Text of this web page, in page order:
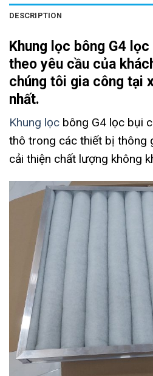
DESCRIPTION
Khung lọc bông G4
theo yêu cầu của
chúng tôi gia công tại
nhất.
Khung lọc bông G4 lọc bụi
thô trong các thiết bị thông
cải thiện chất lượng không